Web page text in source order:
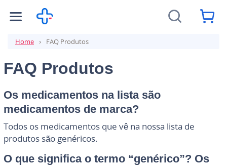
Home FAQ Produtos
FAQ Produtos
Os medicamentos na lista são
medicamentos de marca?
Todos os medicamentos que vê na nossa lista de
produtos são genéricos.
O que significa o termo “genérico”? Os